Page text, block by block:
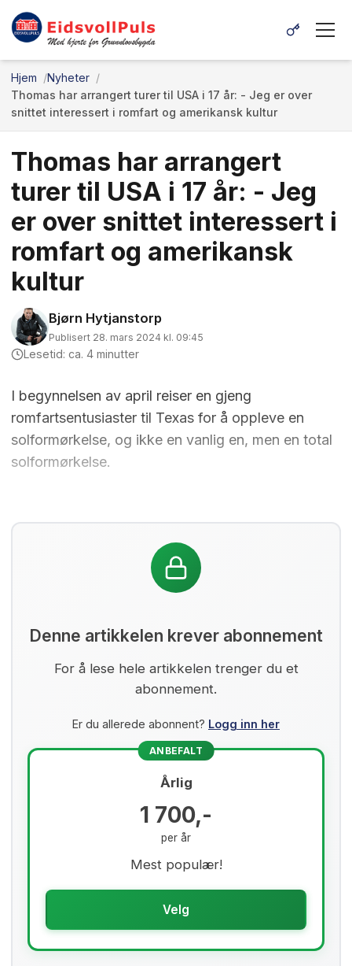
Hjem
Nyheter
Thomas har arrangert turer til USA i 17 år: - Jeg er over
snittet interessert i romfart og amerikansk kultur
Thomas har arrangert
turer til USA i 17 år: - Jeg
er over snittet interessert i
romfart og amerikansk
kultur
Bjørn Hytjanstorp
Publisert 28. mars 2024 kl. 09:45
Lesetid: ca. 4 minutter
I begynnelsen av april reiser en gjeng
romfartsentusiaster til Texas for å oppleve en
solformørkelse, og ikke en vanlig en, men en total
solformørkelse.
Denne artikkelen krever abonnement
For å lese hele artikkelen trenger du et
abonnement.
Er du allerede abonnent? Logg inn her
ANBEFALT
Årlig
1 700,-
per år
Mest populær!
Velg